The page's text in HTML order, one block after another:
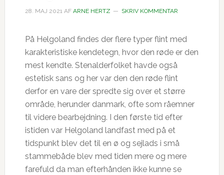
28. MAJ 2021AF ARNE HERTZ SKRIV KOMMENTAR
På Helgoland findes der flere typer flint med
karakteristiske kendetegn, hvor den røde er den
mest kendte. Stenalderfolket havde også
estetisk sans og her var den den røde flint
derfor en vare der spredte sig over et større
område, herunder danmark, ofte som råemner
til videre bearbejdning. I den første tid efter
istiden var Helgoland landfast med på et
tidspunkt blev det til en ø og sejlads i små
stammebåde blev med tiden mere og mere
farefuld da man efterhånden ikke kunne se